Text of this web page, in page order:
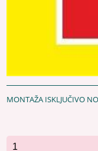
MONTAŽA ISKLJUČIVO